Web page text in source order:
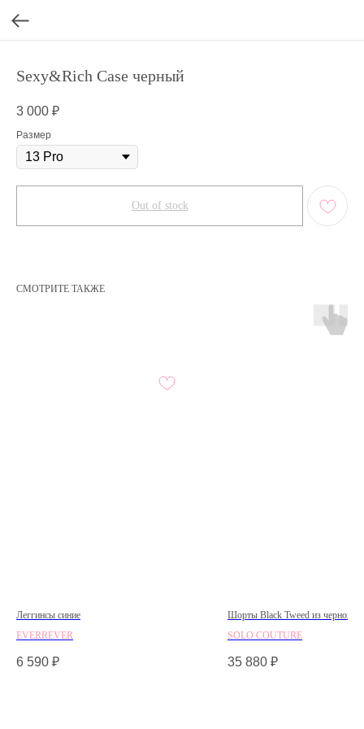
Sexy&Rich Case черный
3 000 ₽
Размер
Out of stock
СМОТРИТЕ ТАКЖЕ
Леггинсы синие
EVERREVER
6 590 ₽
Шорты Black Tweed из черного
SOLO COUTURE
35 880 ₽